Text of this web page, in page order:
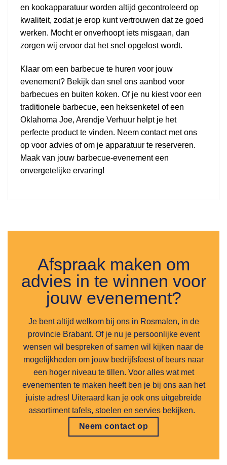
en kookapparatuur worden altijd gecontroleerd op
kwaliteit, zodat je erop kunt vertrouwen dat ze goed
werken. Mocht er onverhoopt iets misgaan, dan
zorgen wij ervoor dat het snel opgelost wordt.
Klaar om een barbecue te huren voor jouw
evenement? Bekijk dan snel ons aanbod voor
barbecues en buiten koken. Of je nu kiest voor een
traditionele barbecue, een heksenketel of een
Oklahoma Joe, Arendje Verhuur helpt je het
perfecte product te vinden. Neem contact met ons
op voor advies of om je apparatuur te reserveren.
Maak van jouw barbecue-evenement een
onvergetelijke ervaring!
Afspraak maken om
advies in te winnen voor
jouw evenement?
Je bent altijd welkom bij ons in Rosmalen, in de
provincie Brabant. Of je nu je persoonlijke event
wensen wil bespreken of samen wil kijken naar de
mogelijkheden om jouw bedrijfsfeest of beurs naar
een hoger niveau te tillen. Voor alles wat met
evenementen te maken heeft ben je bij ons aan het
juiste adres! Uiteraard kan je ook ons uitgebreide
assortiment tafels, stoelen en servies bekijken.
Neem contact op